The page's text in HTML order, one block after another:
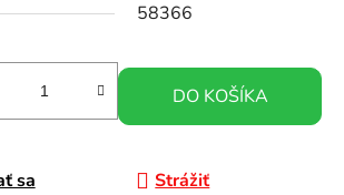
58366
DO KOŠÍKA
sa Strážiť